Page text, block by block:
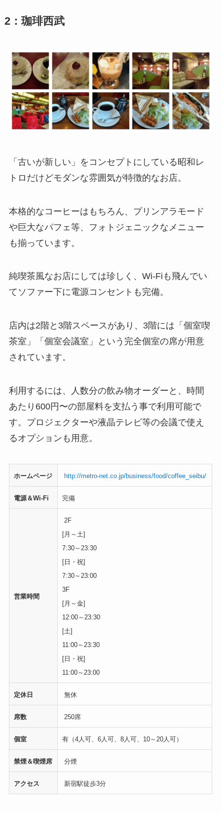
2：珈琲西武
「古いが新しい」をコンセプトにしている昭和レ
トロだけどモダンな雰囲気が特徴的なお店。
本格的なコーヒーはもちろん、プリンアラモード
や巨大なパフェ等、フォトジェニックなメニュー
も揃っています。
純喫茶風なお店にしては珍しく、Wi-Fiも飛んでい
てソファー下に電源コンセントも完備。
店内は2階と3階スペースがあり、3階には「個室喫
茶室」「個室会議室」という完全個室の席が用意
されています。
利用するには、人数分の飲み物オーダーと、時間
あたり600円〜の部屋料を支払う事で利用可能で
す。プロジェクターや液晶テレビ等の会議で使え
るオプションも用意。
ホームページ http://metro-net.co.jp/business/food/coffee_seibu/
電源＆Wi-Fi 完備
営業時間
2F
[月～土]
7:30～23:30
[日・祝]
7:30～23:00
3F
[月～金]
12:00～23:30
[土]
11:00～23:30
[日・祝]
11:00～23:00
定休日 無休
席数 250席
個室 有（4人可、6人可、8人可、10～20人可）
禁煙＆喫煙席 分煙
アクセス 新宿駅徒歩3分